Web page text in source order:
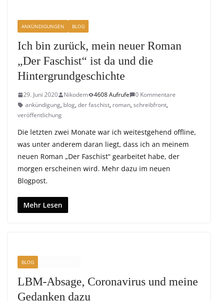
ANKÜNDIGUNGEN BLOG
Ich bin zurück, mein neuer Roman
„Der Faschist“ ist da und die
Hintergrundgeschichte
29. Juni 2020 Nikodem 4608 Aufrufe
0 Kommentare
ankündigung, blog,der faschist, roman,schreibfront,
veröffentlichung
Die letzten zwei Monate war ich weitestgehend offline,
was unter anderem daran liegt, dass ich an meinem
neuen Roman „Der Faschist“ gearbeitet habe, der
morgen erscheinen wird. Mehr dazu im neuen
Blogpost.
Mehr Lesen
BLOG
LBM-Absage, Coronavirus und meine
Gedanken dazu